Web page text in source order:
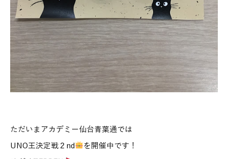
ただいまアカデミー仙台青葉通では
UNO王決定戦２nd
を開催中です！